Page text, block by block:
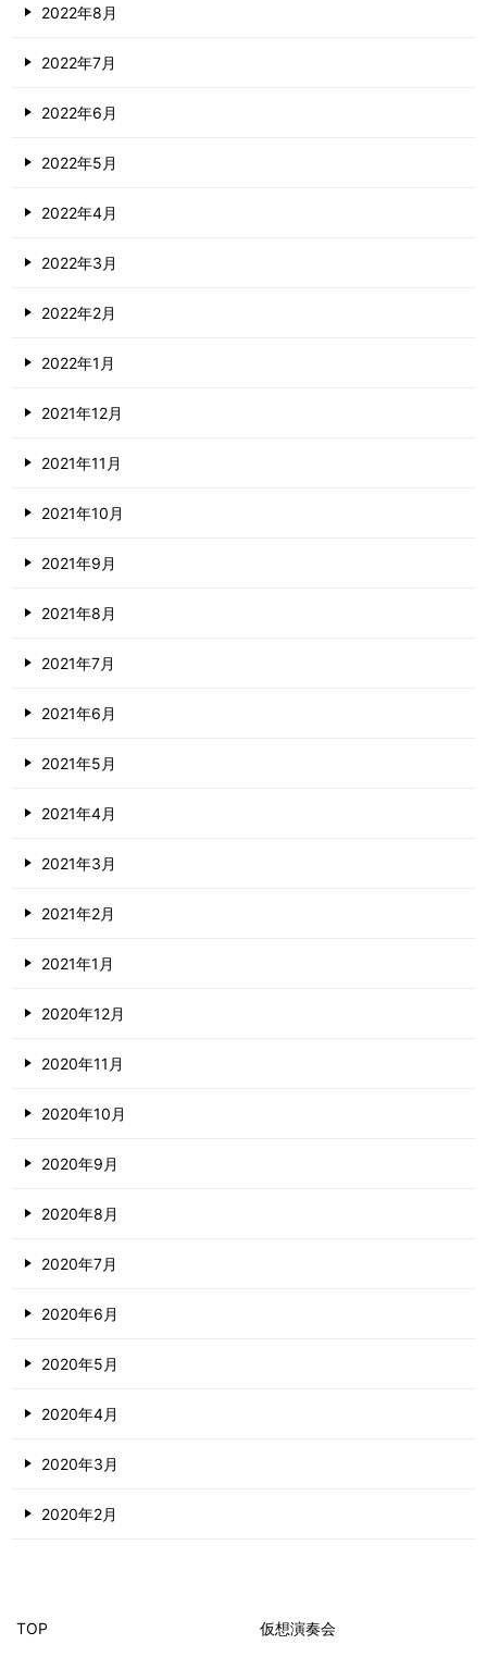
2022年8月
2022年7月
2022年6月
2022年5月
2022年4月
2022年3月
2022年2月
2022年1月
2021年12月
2021年11月
2021年10月
2021年9月
2021年8月
2021年7月
2021年6月
2021年5月
2021年4月
2021年3月
2021年2月
2021年1月
2020年12月
2020年11月
2020年10月
2020年9月
2020年8月
2020年7月
2020年6月
2020年5月
2020年4月
2020年3月
2020年2月
TOP 仮想演奏会